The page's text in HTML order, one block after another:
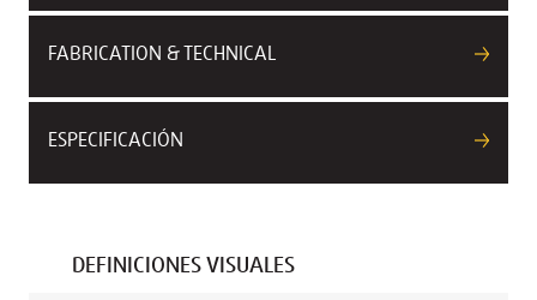
FABRICATION & TECHNICAL
ESPECIFICACIÓN
DEFINICIONES VISUALES